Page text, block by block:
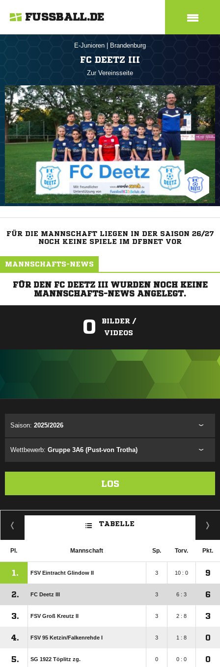
FUSSBALL.DE
E-Junioren Brandenburg
FC DEETZ III
Zur Vereinsseite
FÜR DIE MANNSCHAFT LIEGEN IN DER SAISON 26/27
NOCH KEINE SPIELE IM DFBNET VOR
MANNSCHAFTS-NEWS
FÜR DEN FC DEETZ III WURDEN NOCH KEINE
MANNSCHAFTS-NEWS ANGELEGT.
0
BILDER /
VIDEOS
Saison: 2025/2026
Wettbewerb: Gruppe 3A6 (Pust-von Trotha)
LOS
TABELLE
Pl. Mannschaft Sp. Torv. Pkt.
1. FSV Eintracht Glindow II 3 10 : 0 9
2. FC Deetz III 3 6 : 3 6
3. FSV Groß Kreutz II 3 2 : 8 3
4. FSV 95 Ketzin/​Falkenrehde I 3 1 : 8 0
5. SG 1922 Töplitz zg. 0 0 : 0 0